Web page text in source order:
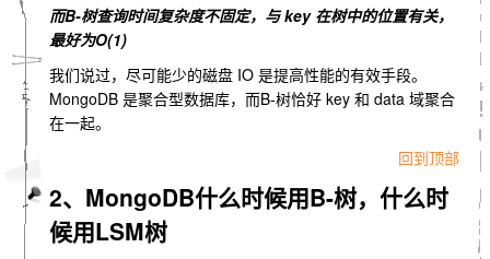
而B-树查询时间复杂度不固定，与 key 在树中的位置有关，
最好为O(1)
我们说过，尽可能少的磁盘 IO 是提高性能的有效手段。
MongoDB 是聚合型数据库，而B-树恰好 key 和 data 域聚合
在一起。
回到顶部
2、MongoDB什么时候用B-树，什么时
候用LSM树